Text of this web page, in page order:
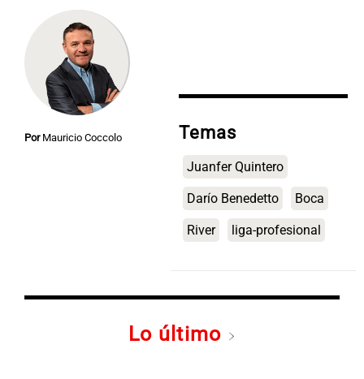
Por Mauricio Coccolo Temas
Juanfer Quintero
Darío Benedetto Boca
River liga-profesional
Lo último